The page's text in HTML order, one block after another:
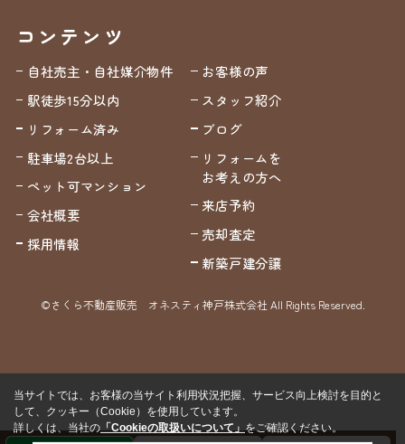
コンテンツ
自社売主・自社媒介物件
駅徒歩15分以内
リフォーム済み
駐車場2台以上
ペット可マンション
会社概要
採用情報
お客様の声
スタッフ紹介
ブログ
リフォームを
お考えの方へ
来店予約
売却査定
新築戸建分譲
©さくら不動産販売 オネスティ神戸株式会社 All Rights Reserved.
当サイトでは、お客様の当サイト利用状況把握、サービス向上検討を目的と
して、クッキー（Cookie）を使用しています。
詳しくは、当社の「Cookieの取扱いについて」をご確認ください。